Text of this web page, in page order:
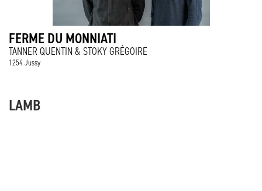
FERME DU MONNIATI
TANNER QUENTIN & STOKY GRÉGOIRE
1254 Jussy
LAMB